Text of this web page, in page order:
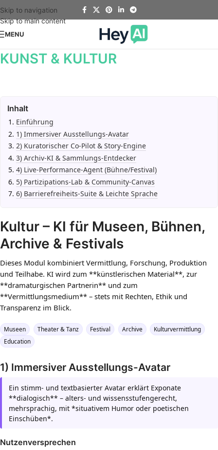
Skip to navigation
Skip to main content
MENU
KUNST & KULTUR
Inhalt
Einführung
1) Immersiver Ausstellungs-Avatar
2) Kuratorischer Co-Pilot & Story-Engine
3) Archiv-KI & Sammlungs-Entdecker
4) Live-Performance-Agent (Bühne/Festival)
5) Partizipations-Lab & Community-Canvas
6) Barrierefreiheits-Suite & Leichte Sprache
Kultur – KI für Museen, Bühnen,
Archive & Festivals
Dieses Modul kombiniert Vermittlung, Forschung, Produktion
und Teilhabe. KI wird zum **künstlerischen Material**, zur
**dramaturgischen Partnerin** und zum
**Vermittlungsmedium** – stets mit Rechten, Ethik und
Transparenz im Blick.
Museen Theater & Tanz Festival Archive
Kulturvermittlung
Education
1) Immersiver Ausstellungs-Avatar
Ein stimm- und textbasierter Avatar erklärt Exponate
**dialogisch** – alters- und wissensstufengerecht,
mehrsprachig, mit *situativem Humor oder poetischen
Einschüben*.
Nutzenversprechen